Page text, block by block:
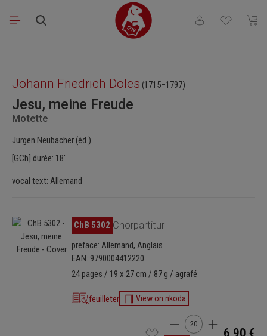
Passer au contenu principal
Vous avez 0Le
Johann Friedrich Doles (1715–1797)
Jesu, meine Freude
Motette
Jürgen Neubacher (éd.)
[GCh] durée: 18'
vocal text: Allemand
Ignorer la galerie d'images
ChB 5302 Chorpartitur
preface: Allemand, Anglais
EAN: 9790004412220
24 pages / 19 x 27 cm / 87 g / agrafé
feuilleter View on nkoda
Quantité de produit :